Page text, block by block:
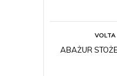
VOLTA
ABAŻUR